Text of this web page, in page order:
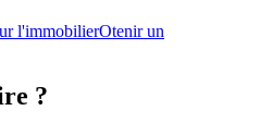
l'immobilierOtenir un
?